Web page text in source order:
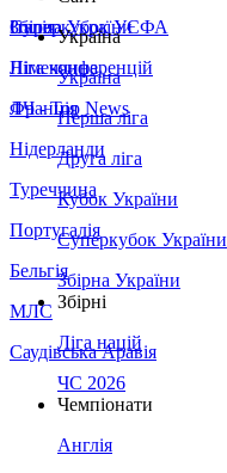
Збірна України
Італія
Німеччина
Франція
Нідерланди
Туреччина
Португалія
Бельгія
МЛС
Саудівська Аравія
Суперкубок УЄФА
Ліга конференцій
ЛЧ - Top News
Україна
Україна
Перша ліга
Друга ліга
Кубок України
Суперкубок України
Збірна України
Збірні
Ліга націй
ЧС 2026
Чемпіонати
Англія